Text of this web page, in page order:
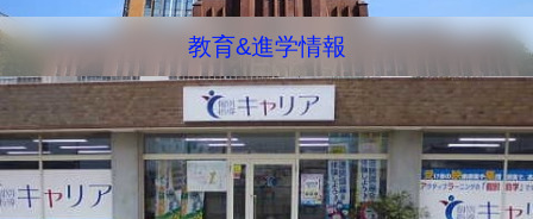
教育&進学情報